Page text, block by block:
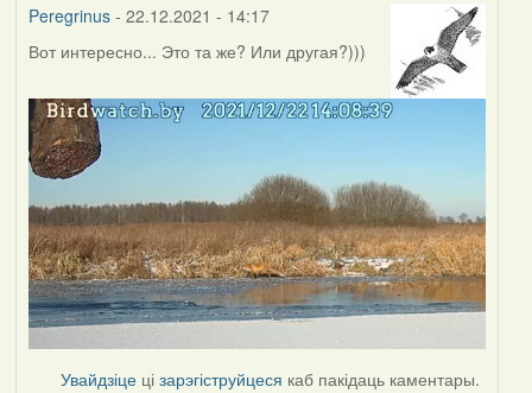
Peregrinus- 22.12.2021 - 14:17
Вот интересно... Это та же? Или другая?)))
Увайдзіце цізарэгіструйцеся каб пакідаць каментары.